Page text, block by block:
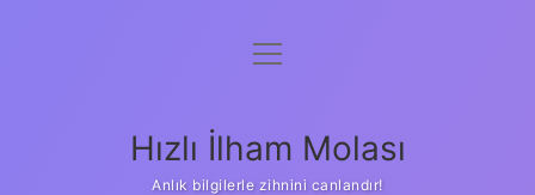
Anasayfa
Yasal Uyarı
menüyü
Hızlı İlham Molası
Anlık bilgilerle zihnini canlandır!